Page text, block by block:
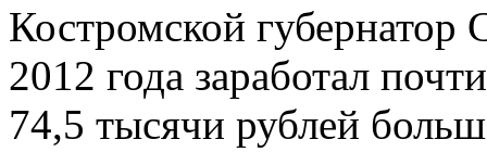
Костромской губернатор
2012 года заработал
74,5 тысячи рублей